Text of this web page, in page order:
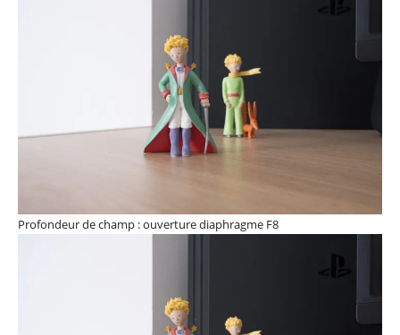
Profondeur de champ : ouverture diaphragme F8